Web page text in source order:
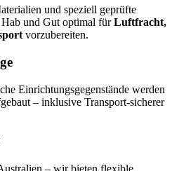
und speziell geprüfte
und Gut optimal fürLuftfracht,
vorzubereiten.
Einrichtungsgegenstände werden
– inklusive Transport‑sicherer
– wir bieten flexible